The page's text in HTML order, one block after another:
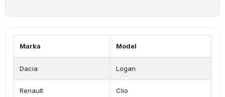
Marka Model
Dacia Logan
Renault Clio